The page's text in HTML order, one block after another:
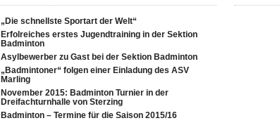
„Die schnellste Sportart der Welt“
Erfolreiches erstes Jugendtraining in der Sektion
Badminton
Asylbewerber zu Gast bei der Sektion Badminton
„Badmintoner“ folgen einer Einladung des ASV
Marling
November 2015: Badminton Turnier in der
Dreifachturnhalle von Sterzing
Badminton – Termine für die Saison 2015/16